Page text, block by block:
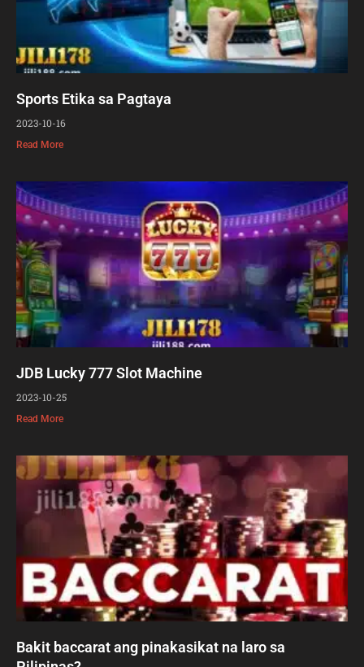
Sports Etika sa Pagtaya
2023-10-16
Read More
JDB Lucky 777 Slot Machine
2023-10-25
Read More
Bakit baccarat ang pinakasikat na laro sa